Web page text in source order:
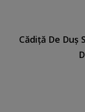
Cădiță De Duș